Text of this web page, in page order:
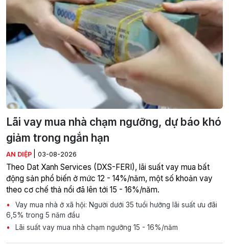
Lãi vay mua nhà chạm ngưỡng, dự báo khó
giảm trong ngắn hạn
AN DIỆP 03-08-2026
Theo Dat Xanh Services (DXS-FERI), lãi suất vay mua bất
động sản phổ biến ở mức 12 - 14%/năm, một số khoản vay
theo cơ chế thả nổi đã lên tới 15 - 16%/năm.
Vay mua nhà ở xã hội: Người dưới 35 tuổi hưởng lãi suất ưu đãi
6,5% trong 5 năm đầu
Lãi suất vay mua nhà chạm ngưỡng 15 - 16%/năm